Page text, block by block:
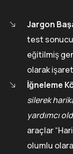
Jargon
test
eğitilmiş
olarak
İğneleme
silerek
yardımcı
araçlar
olumlu